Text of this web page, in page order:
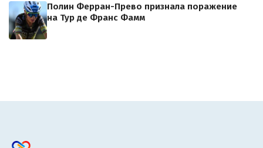
Полин Ферран-Прево признала поражение
на Тур де Франс Фамм